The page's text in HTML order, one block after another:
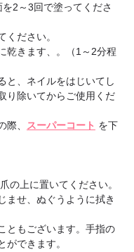
2～3回で塗ってくださ
ださい。
乾きます、。（1～2分程
と、ネイルをはじいてし
り除いてからご使用くだ
、
スーパーコート を下
の上に置いてください。
せ、ぬぐうように拭き
ともございます。手指の
できます。